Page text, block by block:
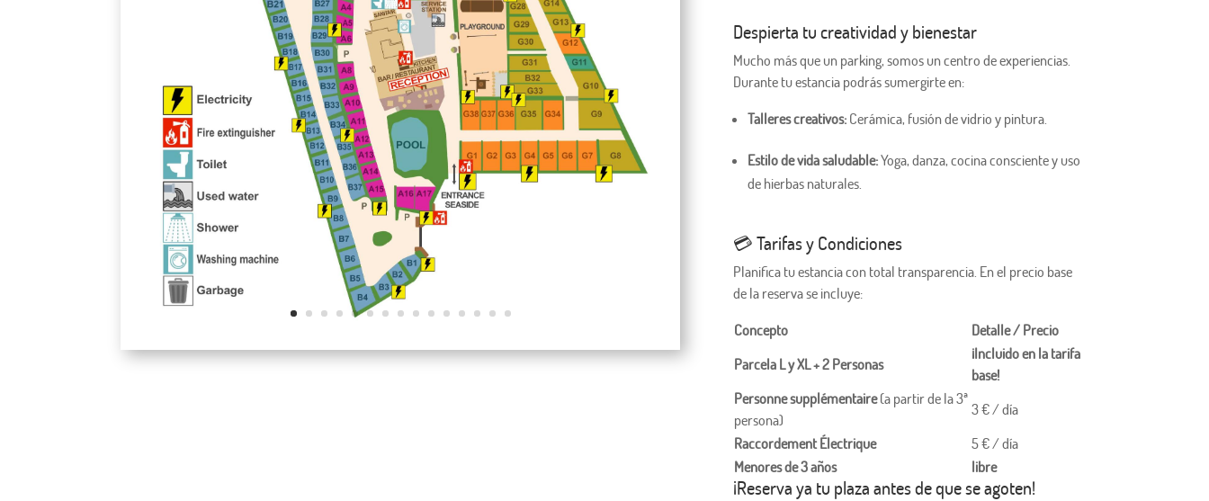
Despierta tu creatividad y bienestar
Mucho más que un parking, somos un centro de experiencias.
Durante tu estancia podrás sumergirte en:
Talleres creativos: Cerámica, fusión de vidrio y pintura.
Estilo de vida saludable:Yoga, danza, cocina consciente y uso
de hierbas naturales.
💳 Tarifas y Condiciones
Planifica tu estancia con total transparencia. En el precio base
de la reserva se incluye:
Concepto
Detalle / Precio
Parcela L y XL + 2 Personas
¡Incluido en la tarifa
base!
Personne supplémentaire (a partir de la 3ª
persona)
3 € / día
Raccordement Électrique
5 € / día
Menores de 3 años
libre
¡Reserva ya tu plaza antes de que se agoten!